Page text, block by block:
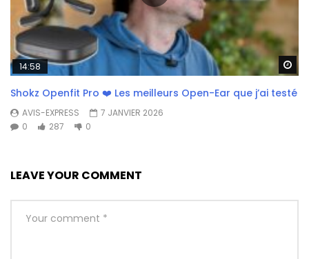
14:58
Shokz Openfit Pro ❤️ Les meilleurs Open-Ear que j’ai testé
AVIS-EXPRESS
7 JANVIER 2026
0
287 0
LEAVE YOUR COMMENT